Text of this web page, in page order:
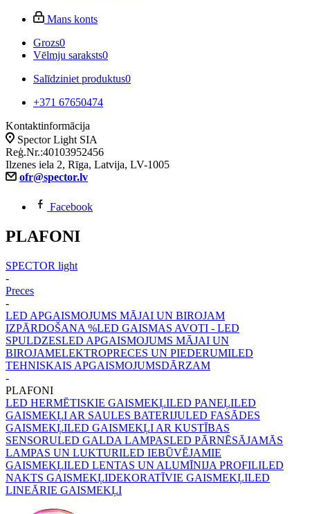
Mans konts
Grozs0
Vēlmju saraksts0
Salīdziniet produktus0
+371 67650474
Kontaktinformācija
Spector Light SIA
Reģ.Nr.:40103952456
Ilzenes iela 2, Rīga, Latvija, LV-1005
ofr@spector.lv
Facebook
PLAFONI
SPECTOR light
-
Preces
-
LED APGAISMOJUMS MĀJAI UN BIROJAM
IZPĀRDOŠANA %LED GAISMAS AVOTI - LED
SPULDZESLED APGAISMOJUMS MĀJAI UN
BIROJAMELEKTROPRECES UN PIEDERUMILED
TEHNISKAIS APGAISMOJUMSDĀRZAM
-
PLAFONI
LED HERMĒTISKIE GAISMEKĻILED PANEĻILED
GAISMEKĻI AR SAULES BATERIJULED FASĀDES
GAISMEKĻILED GAISMEKĻI AR KUSTĪBAS
SENSORULED GALDA LAMPASLED PĀRNĒSĀJAMĀS
LAMPAS UN LUKTURILED IEBŪVĒJAMIE
GAISMEKĻILED LENTAS UN ALUMĪNIJA PROFILILED
NAKTS GAISMEKĻIDEKORATĪVIE GAISMEKĻILED
LINEĀRIE GAISMEKĻI